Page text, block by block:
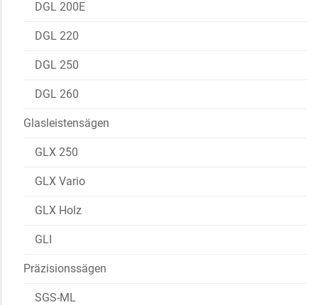
DGL 200E
DGL 220
DGL 250
DGL 260
Glasleistensägen
GLX 250
GLX Vario
GLX Holz
GLI
Präzisionssägen
SGS-ML